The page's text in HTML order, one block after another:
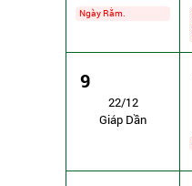
Ngày Rằm.
9
22/12
Giáp Dần